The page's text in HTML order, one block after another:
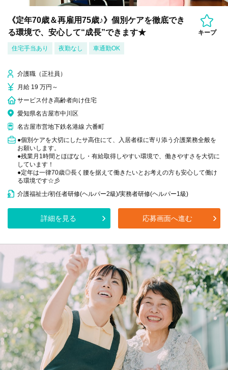
《定年70歳＆再雇用75歳♪》個別ケアを徹底でき
る環境で、安心して“成長”できます★
キープ
住宅手当あり 夜勤なし 車通勤OK
介護職（正社員）
月給 19 万円～
サービス付き高齢者向け住宅
愛知県名古屋市中川区
名古屋市営地下鉄名港線 六番町
●個別ケアを大切にしたサ高住にて、入居者様に寄り添う介護業務全般を
お願いします。
●残業月1時間とほぼなし・有給取得しやすい環境で、働きやすさを大切に
しています！
●定年は一律70歳◎長く腰を据えて働きたいとお考えの方も安心して働け
る環境です☆彡
介護福祉士/初任者研修(ヘルパー2級)/実務者研修(ヘルパー1級)
詳細を見る 応募画面へ進む